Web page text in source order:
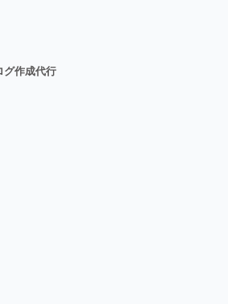
グ作成代行